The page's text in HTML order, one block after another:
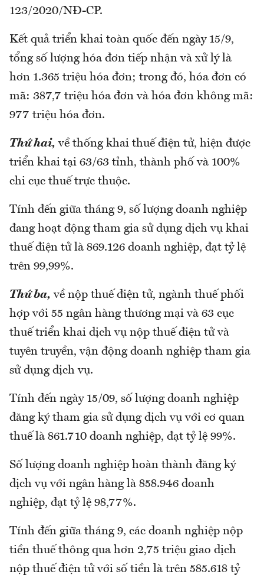
123/2020/NĐ-CP.
Kết quả triển khai toàn quốc đến ngày 15/9,
tổng số lượng hóa đơn tiếp nhận và xử lý là
hơn 1.365 triệu hóa đơn; trong đó, hóa đơn có
mã: 387,7 triệu hóa đơn và hóa đơn không mã:
977 triệu hóa đơn.
Thứ hai, về thống khai thuế điện tử, hiện được
triển khai tại 63/63 tỉnh, thành phố và 100%
chi cục thuế trực thuộc.
Tính đến giữa tháng 9, số lượng doanh nghiệp
đang hoạt động tham gia sử dụng dịch vụ khai
thuế điện tử là 869.126 doanh nghiệp, đạt tỷ lệ
trên 99,99%.
Thứ ba, về nộp thuế điện tử, ngành thuế phối
hợp với 55 ngân hàng thương mại và 63 cục
thuế triển khai dịch vụ nộp thuế điện tử và
tuyên truyền, vận động doanh nghiệp tham gia
sử dụng dịch vụ.
Tính đến ngày 15/09, số lượng doanh nghiệp
đăng ký tham gia sử dụng dịch vụ với cơ quan
thuế là 861.710 doanh nghiệp, đạt tỷ lệ 99%.
Số lượng doanh nghiệp hoàn thành đăng ký
dịch vụ với ngân hàng là 858.946 doanh
nghiệp, đạt tỷ lệ 98,77%.
Tính đến giữa tháng 9, các doanh nghiệp nộp
tiền thuế thông qua hơn 2,75 triệu giao dịch
nộp thuế điện tử với số tiền là trên 585.618 tỷ